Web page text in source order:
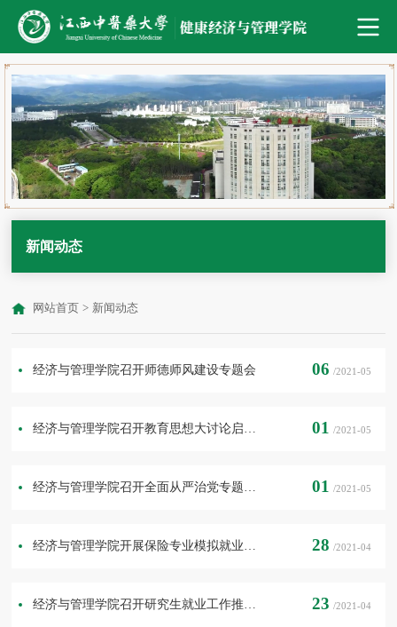
新闻动态
网站首页 > 新闻动态
经济与管理学院召开师德师风建设专题会 06 /2021-05
经济与管理学院召开教育思想大讨论启动会 01 /2021-05
经济与管理学院召开全面从严治党专题学习教育会 01 /2021-05
经济与管理学院开展保险专业模拟就业面试 28 /2021-04
经济与管理学院召开研究生就业工作推进会 23 /2021-04